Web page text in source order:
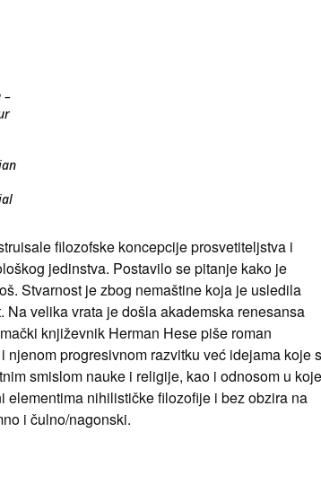
–
filozofske koncepcije prosvetiteljstva i
jedinstva. Postavilo se pitanje kako je
Stvarnost je zbog nemaštine koja je usledila
velika vrata je došla akademska renesansa
književnik Herman Hese piše roman
njenom progresivnom razvitku već idejama koje
smislom nauke i religije, kao i odnosom u
nihilističke filozofije i bez obzira na
i čulno/nagonski.